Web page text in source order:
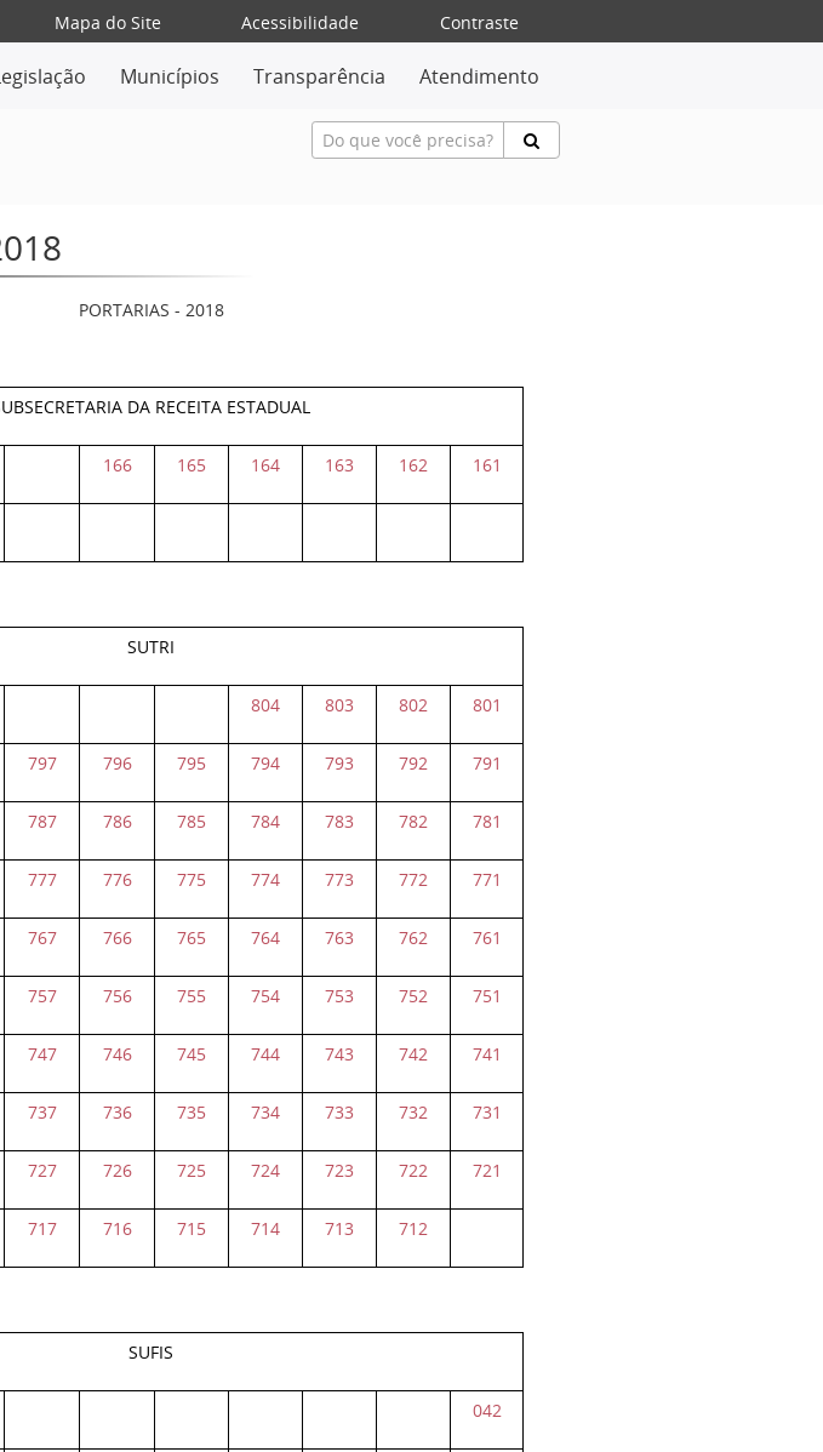
Mapa do Site Acessibilidade
Contraste
Municípios Transparência Atendimento
PORTARIAS - 2018
DA RECEITA ESTADUAL
166 165 164 163 162 161
SUTRI
804 803 802 801
797 796 795 794 793 792 791
787 786 785 784 783 782 781
777 776 775 774 773 772 771
767 766 765 764 763 762 761
757 756 755 754 753 752 751
747 746 745 744 743 742 741
737 736 735 734 733 732 731
727 726 725 724 723 722 721
717 716 715 714 713 712
SUFIS
042